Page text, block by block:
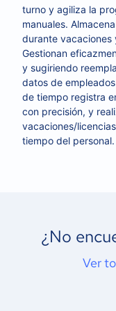
turno y agiliza la
manuales.
durante vacaciones
Gestionan
y sugiriendo
datos de
de tiempo registra
con precisión, y
vacaciones/
tiempo del personal.
¿No
Ver